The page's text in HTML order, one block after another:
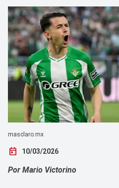
masclaro.mx
today 10/03/2026
Por Mario Victorino